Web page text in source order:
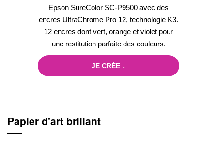
Epson SureColor SC-P9500 avec des
encres UltraChrome Pro 12, technologie K3.
12 encres dont vert, orange et violet pour
une restitution parfaite des couleurs.
JE CRÉE ↓
Papier d'art brillant